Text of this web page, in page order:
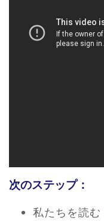
次のステップ：
私たちを読む